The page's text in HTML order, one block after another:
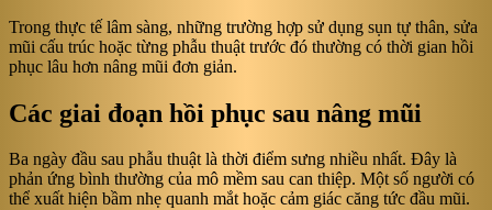
Trong thực tế lâm sàng, những trường hợp sử dụng sụn tự thân, sửa
mũi cấu trúc hoặc từng phẫu thuật trước đó thường có thời gian hồi
phục lâu hơn nâng mũi đơn giản.
Các giai đoạn hồi phục sau nâng mũi
Ba ngày đầu sau phẫu thuật là thời điểm sưng nhiều nhất. Đây là
phản ứng bình thường của mô mềm sau can thiệp. Một số người có
thể xuất hiện bầm nhẹ quanh mắt hoặc cảm giác căng tức đầu mũi.